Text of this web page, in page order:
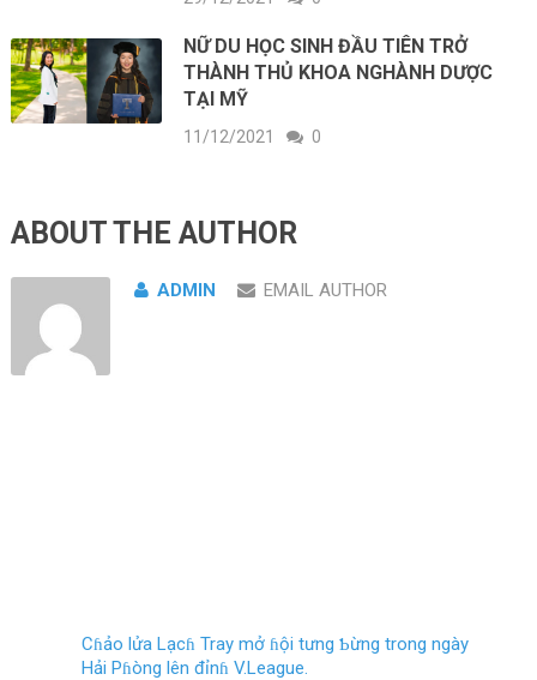
NỮ DU HỌC SINH ĐẦU TIÊN TRỞ
THÀNH THỦ KHOA NGHÀNH DƯỢC
TẠI MỸ
11/12/2021 0
ABOUT THE AUTHOR
ADMIN EMAIL AUTHOR
Cɦảo lửa Lạcɦ Tray mở ɦội tưng Ƅừng trong ngày
Hải Pɦòng lên đỉnɦ V.League.